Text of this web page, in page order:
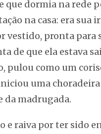
que dormia na rede
na casa: era sua
vestido, pronta para
de que ela estava
pulou como um
uma
da madrugada.
e raiva por ter sido